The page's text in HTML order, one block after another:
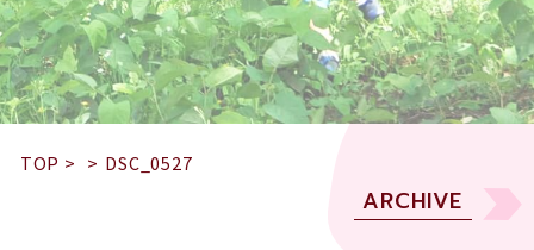
TOP > > DSC_0527
ARCHIVE